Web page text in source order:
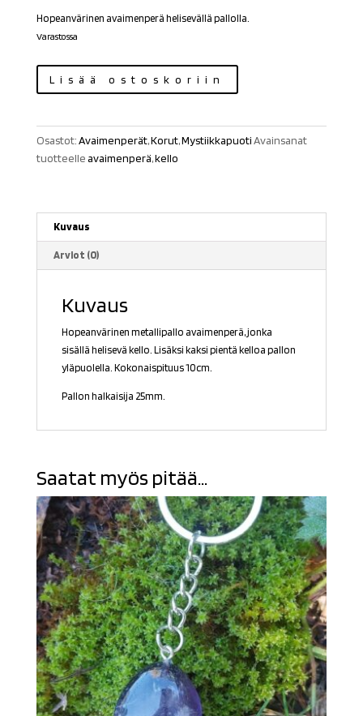
Hopeanvärinen avaimenperä helisevällä pallolla.
Varastossa
helisevä
määrä
Lisää ostoskoriin
Osastot:Avaimenperät,Korut,MystiikkapuotiAvainsanat
tuotteelleavaimenperä,kello
Kuvaus
Arviot (0)
Kuvaus
Hopeanvärinen metallipallo avaimenperä, jonka
sisällä helisevä kello. Lisäksi kaksi pientä kelloa pallon
yläpuolella. Kokonaispituus 10cm.
Pallon halkaisija 25mm.
Saatat myös pitää...